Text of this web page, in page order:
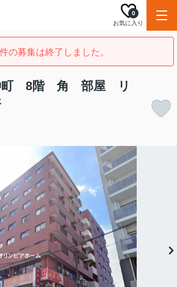
お気に入り
0
の募集は終了しました。
仲町 8階 角 部屋 リ